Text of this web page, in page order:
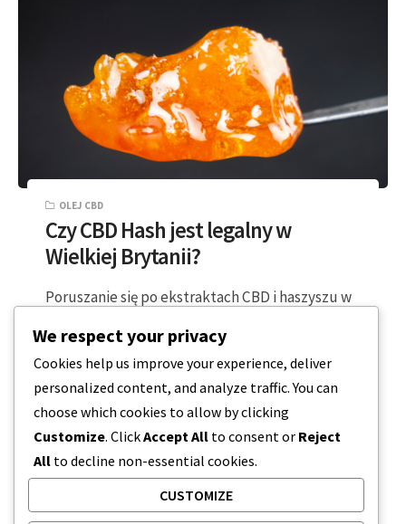
OLEJ CBD
Czy CBD Hash jest legalny w
Wielkiej Brytanii?
Poruszanie się po ekstraktach CBD i haszyszu w
Wielkiej Brytanii? Tutaj przyjrzymy…
3 MINUTY CZYTANIA 2024-03-17
We respect your privacy
Cookies help us improve your experience, deliver
personalized content, and analyze traffic. You can
choose which cookies to allow by clicking
Customize. ClickAccept All to consent or Reject
All to decline non-essential cookies.
CUSTOMIZE